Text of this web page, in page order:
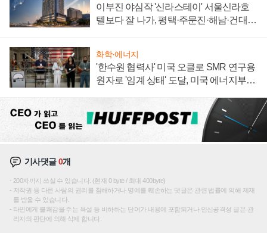
이부진 야심작 '신라스테이' 서울신라호
텔보다 잘 나가, 평택·주문진·해남·건대로
화학·에너지
'한수원 협력사' 미국 오클로 SMR 연구용
원자로 '임계 상태' 도달, 미국 에너지부
기사댓글0개
200자까지 쓰실 수 있습니다. (현재 0 byte / 최대 400byte)
저작권 등 다른 사람의 권리를 침해하거나 명예를 훼손하는 댓글은 관련 법률에 의해 제재
를 받을 수 있습니다.
타인에게 불쾌감을 주는 욕설 등 비하하는 단어가 내용에 포함되거나 인신공격성 글은 관
리자의 판단에 의해 삭제 합니다.